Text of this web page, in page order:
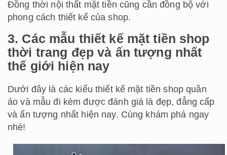
Đồng thời nội thất mặt tiền cũng cần đồng bộ với
phong cách thiết kế của shop.
3. Các mẫu thiết kế mặt tiền shop
thời trang đẹp và ấn tượng nhất
thế giới hiện nay
Dưới đây là các kiểu thiết kế mặt tiền shop quần
áo và mẫu đi kèm được đánh giá là đẹp, đẳng cấp
và ấn tượng nhất hiện nay. Cùng khám phá ngay
nhé!